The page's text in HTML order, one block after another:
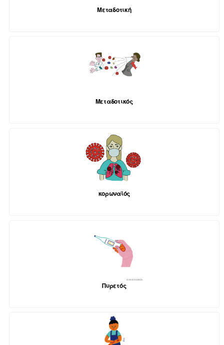
Μεταδοτική
Μεταδοτικός
κορωναϊός
Πυρετός